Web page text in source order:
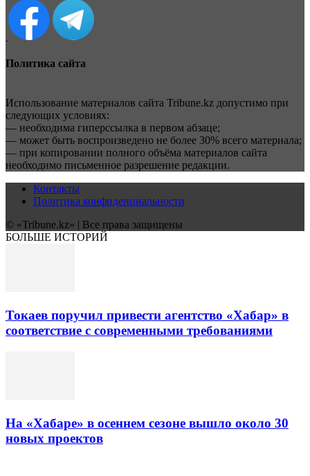
Политика сайта
Использование материалов сайта Tribune.kz допустимо при
следующих условиях:
— необходима гиперссылка в первом абзаце;
— может быть воспроизведено не более 30% всего материала;
— при копировании полного объёма материалов сайта
необходимо письменное разрешение редакции.
Контакты
Политика конфиденциальности
© «Tribune.kz» | Все права защищены
БОЛЬШЕ ИСТОРИЙ
Токаев поручил привести агентство «Хабар» в
соответствие с современными требованиями
На «Хабаре» в осеннем сезоне вышло около 30
новых проектов